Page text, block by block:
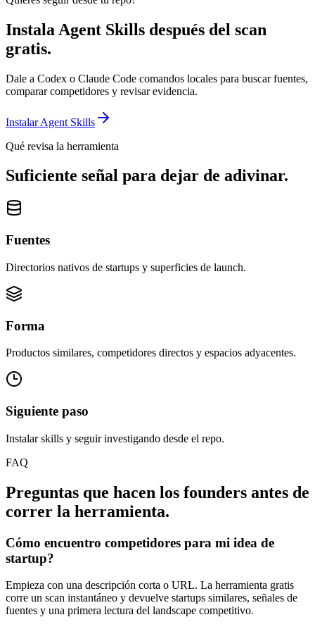
Instala Agent Skills después del scan
gratis.
Dale a Codex o Claude Code comandos locales para buscar fuentes,
comparar competidores y revisar evidencia.
Instalar Agent Skills
Qué revisa la herramienta
Suficiente señal para dejar de adivinar.
Fuentes
Directorios nativos de startups y superficies de launch.
Forma
Productos similares, competidores directos y espacios adyacentes.
Siguiente paso
Instalar skills y seguir investigando desde el repo.
FAQ
Preguntas que hacen los founders antes de
correr la herramienta.
Cómo encuentro competidores para mi idea de
startup?
Empieza con una descripción corta o URL. La herramienta gratis
corre un scan instantáneo y devuelve startups similares, señales de
fuentes y una primera lectura del landscape competitivo.